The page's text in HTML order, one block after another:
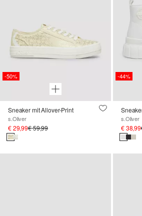
-50%
Sneaker mit Allover-Print
s.Oliver
€ 29,99€ 59,99
-44%
s.Oliver
€ 38,99